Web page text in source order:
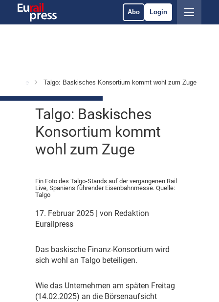
Abo Login
& Märkte Talgo: Baskisches Konsortium kommt wohl zum Zuge
Talgo: Baskisches
Konsortium kommt
wohl zum Zuge
Ein Foto des Talgo-Stands auf der vergangenen Rail
Live, Spaniens führender Eisenbahnmesse. Quelle:
Talgo
17. Februar 2025
| von Redaktion
Eurailpress
Das baskische Finanz-Konsortium wird
sich wohl an Talgo beteiligen.
Wie das Unternehmen am späten Freitag
(14.02.2025) an die Börsenaufsicht